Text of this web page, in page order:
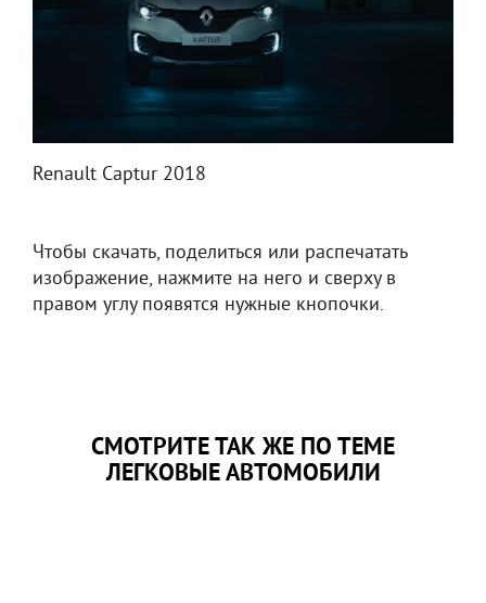
Renault Captur 2018
Чтобы скачать, поделиться или распечатать
изображение, нажмите на него и сверху в
правом углу появятся нужные кнопочки.
СМОТРИТЕ ТАК ЖЕ ПО ТЕМЕ
ЛЕГКОВЫЕ АВТОМОБИЛИ